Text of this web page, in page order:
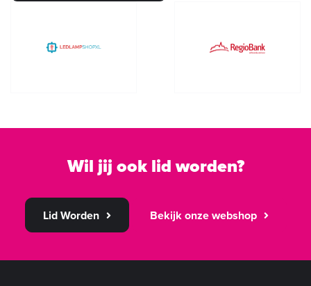
Wil jij ook lid worden?
Lid Worden Bekijk onze webshop